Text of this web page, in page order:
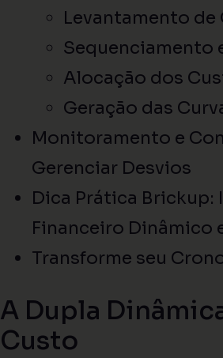
Levantamento
Sequenciamento
Alocação dos
Geração das
Monitoramento e
Gerenciar Desvios
Dica Prática
Financeiro Dinâmico
Transforme seu
A Dupla
Custo